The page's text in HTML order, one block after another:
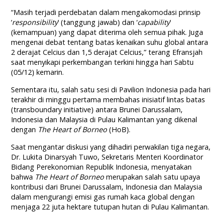
“Masih terjadi perdebatan dalam mengakomodasi prinsip
‘responsibility’ (tanggung jawab) dan ‘capability’
(kemampuan) yang dapat diterima oleh semua pihak. Juga
mengenai debat tentang batas kenaikan suhu global antara
2 derajat Celcius dan 1,5 derajat Celcius,” terang Efransjah
saat menyikapi perkembangan terkini hingga hari Sabtu
(05/12) kemarin.
Sementara itu, salah satu sesi di Pavilion Indonesia pada hari
terakhir di minggu pertama membahas inisiatif lintas batas
(transboundary initiative) antara Brunei Darussalam,
Indonesia dan Malaysia di Pulau Kalimantan yang dikenal
dengan The Heart of Borneo (HoB).
Saat mengantar diskusi yang dihadiri perwakilan tiga negara,
Dr. Lukita Dinarsyah Tuwo, Sekretaris Menteri Koordinator
Bidang Perekonomian Republik Indonesia, menyatakan
bahwa The Heart of Borneo merupakan salah satu upaya
kontribusi dari Brunei Darussalam, Indonesia dan Malaysia
dalam mengurangi emisi gas rumah kaca global dengan
menjaga 22 juta hektare tutupan hutan di Pulau Kalimantan.